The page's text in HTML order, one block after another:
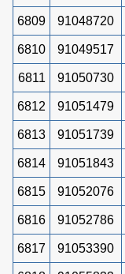
6809 91048720
6810 91049517
6811 91050730
6812 91051479
6813 91051739
6814 91051843
6815 91052076
6816 91052786
6817 91053390